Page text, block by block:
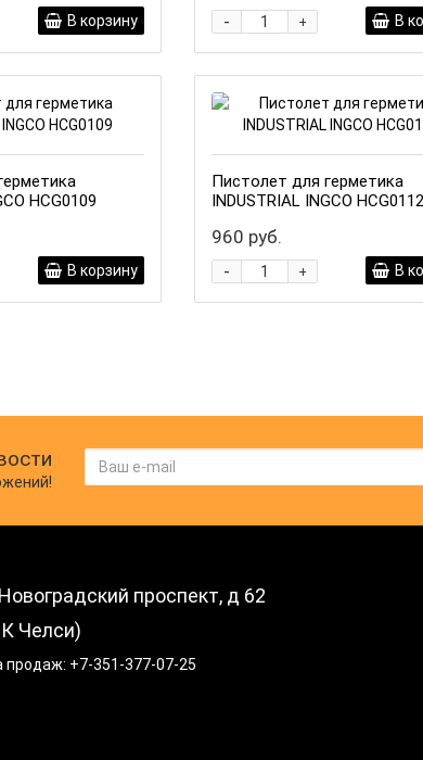
В корзину +
- В
HCG0109
В корзину
Пистолет для герметика
INDUSTRIAL INGCO HCG0112
960 руб.
+
- В
проспект, д 62
Челси)
продаж: +7-351-377-07-25